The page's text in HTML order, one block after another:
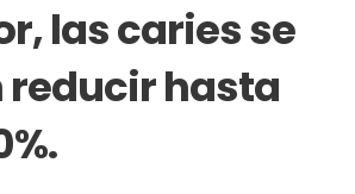
las caries se
reducir hasta